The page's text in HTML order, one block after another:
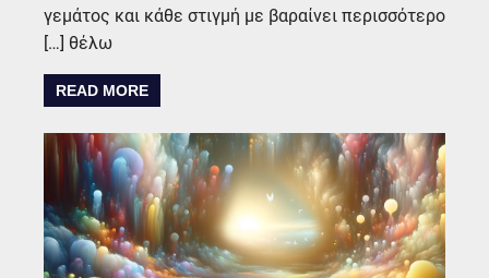
γεμάτος και κάθε στιγμή με βαραίνει περισσότερο
[…] θέλω
READ MORE